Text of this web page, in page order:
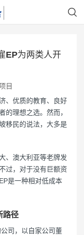
EP为两类人开
目
、优质的教育、良好
的理想之选。然而，
移民的说法，大多是
、澳大利亚等老牌发
过，对于没有巨额资
是一种相对低成本
路径
司，以自家公司董